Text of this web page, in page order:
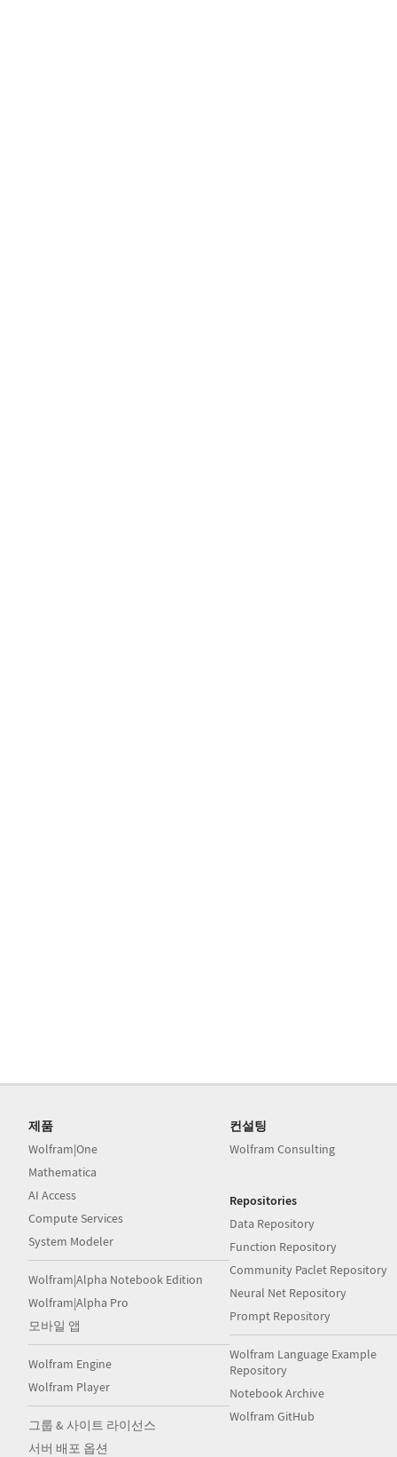
제품
Wolfram|One
Mathematica
AI Access
Compute Services
System Modeler
Wolfram|Alpha Notebook Edition
Wolfram|Alpha Pro
모바일 앱
Wolfram Engine
Wolfram Player
그룹 & 사이트 라이선스
서버 배포 옵션
컨설팅
Wolfram Consulting
Repositories
Data Repository
Function Repository
Community Paclet Repository
Neural Net Repository
Prompt Repository
Wolfram Language Example
Repository
Notebook Archive
Wolfram GitHub